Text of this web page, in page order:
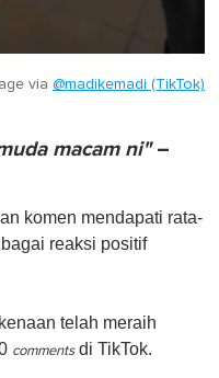
via @madikemadi (TikTok)
macam ni"–
komen mendapati rata-
reaksi positif
telah meraih
commentsdi TikTok.